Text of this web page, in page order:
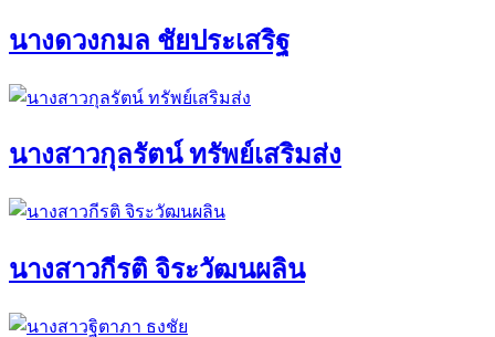
นางดวงกมล ชัยประเสริฐ
นางสาวกุลรัตน์ ทรัพย์เสริมส่ง
นางสาวกีรติ จิระวัฒนผลิน